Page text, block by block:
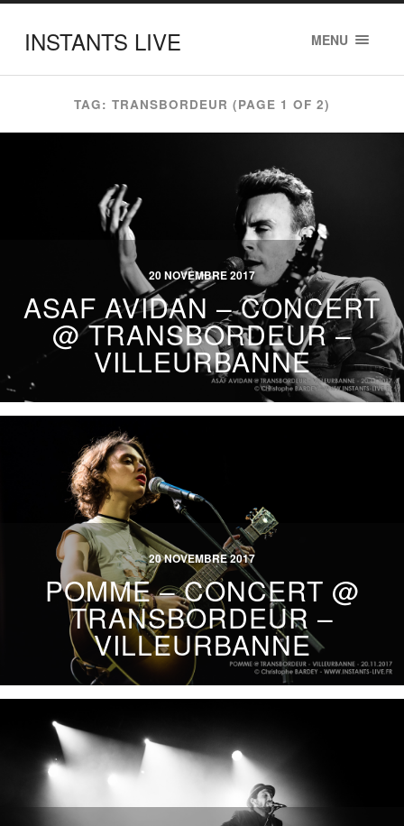
INSTANTS LIVE MENU
TAG: TRANSBORDEUR (PAGE 1 OF 2)
20 NOVEMBRE 2017
ASAF AVIDAN – CONCERT
@ TRANSBORDEUR –
VILLEURBANNE
20 NOVEMBRE 2017
POMME – CONCERT @
TRANSBORDEUR –
VILLEURBANNE